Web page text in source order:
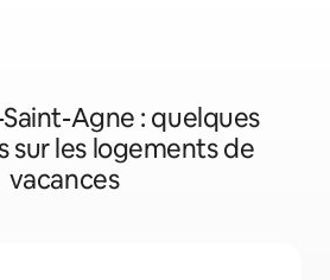
Agne : quelques
sur les logements de
vacances